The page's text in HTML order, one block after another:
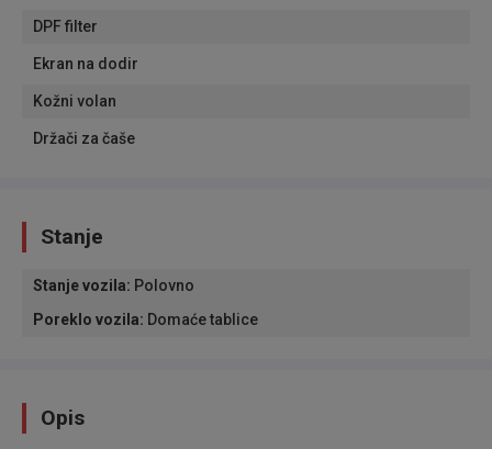
DPF filter
Ekran na dodir
Kožni volan
Držači za čaše
Stanje
Stanje vozila: Polovno
Poreklo vozila: Domaće tablice
Opis